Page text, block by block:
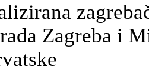
Zagreba i